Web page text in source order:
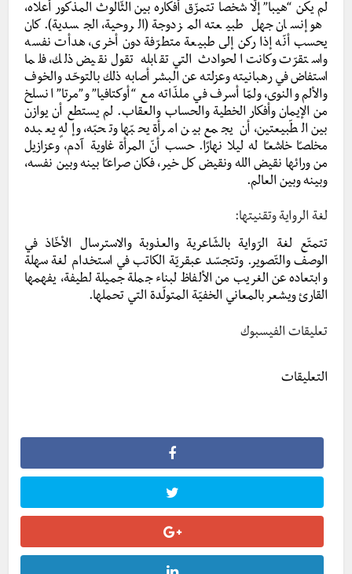
لم يكن “هيبا” إلّا شخصا تتمزّق أفكاره بين الثّالوث المذكور أعلاه،
هو إنسان جهل طبيعته المزدوجة (الروحية، الجسدية). كان
يحسب أنّه إذا ركن إلى طبيعة متطرّفة دون أخرى، هدأت نفسه
واستقرّت وكانت الحوادث التي تقابله تقول نقيض ذلك، فلما
استفاض في رهبانيته وعزلته عن البشر أصابه ذلك بالتوحّد والخوف
والألم والنوى، ولمّا أسرف في ملذّاته مع “أوكتافيا” و”مرتا” انسلخ
من الإيمان وأفكار الخطية والحساب والعقاب. لم يستطع أن يوازن
بين الطّبيعتين، أن يجمع بين امرأة يحبّها وتحبّه، وإلهٍ يعبده
مخلصـًا خاشعـًا له ليلا نهارًا. حسب أنّ المرأة غاوية آدم، وعزازيل
من ورائها نقيض الله ونقيض كل خير، فكان صراعـًا بينه وبين نفسه،
وبينه وبين العالم.
لغة الرواية وتقنيتها:
تتمتّع لغة الرّواية بالشّاعرية والعذوبة والاسترسال الأخّاذ في
الوصف والتّصوير. وتتجسّد عبقريّة الكاتب في استخدام لغة سهلة
وابتعاده عن الغريب من الألفاظ لبناء جملة جميلة لطيفة، يفهمها
القارئ ويشعر بالمعاني الخفيّة المتولّدة التي تحملها.
تعليقات الفيسبوك
التعليقات